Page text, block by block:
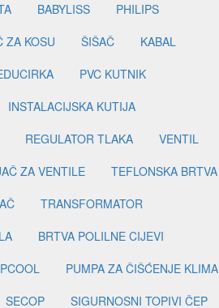
BABYLISS
PHILIPS
ZA KOSU ŠIŠAČ
KABAL
PVC KUTNIK
INSTALACIJSKA KUTIJA
REGULATOR TLAKA
VENTIL
ZA VENTILE
TEFLONSKA BRTVA
TRANSFORMATOR
BRTVA POLILNE CIJEVI
PUMPA ZA ČIŠĆENJE KLIMA
SECOP SIGURNOSNI TOPIVI ČEP